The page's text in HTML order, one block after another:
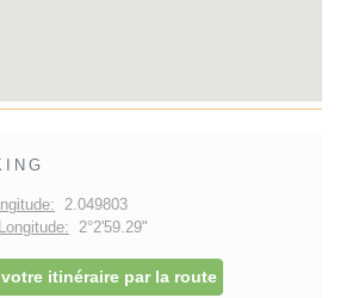
2.049803
Longitude: 2°2'59.29"
votre itinéraire par la route